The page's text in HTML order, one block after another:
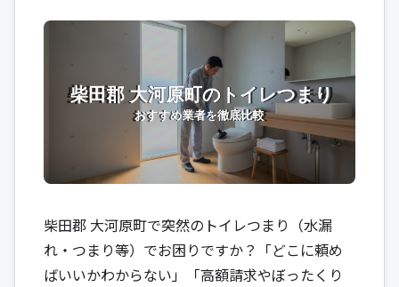
柴田郡 大河原町で突然のトイレつまり（水漏
れ・つまり等）でお困りですか？「どこに頼め
ばいいかわからない」「高額請求やぼったくり